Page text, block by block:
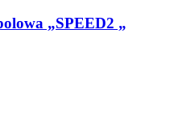
„SPEED2 „